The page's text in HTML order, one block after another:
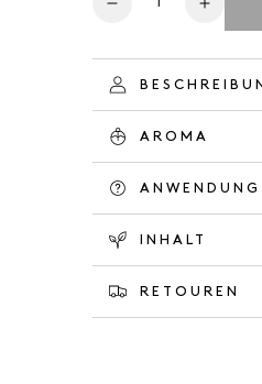
Verringere
Menge
für
NATURAL
SOAP
BLACK
die
für
AROMA
ANWENDUNG
INHALT
RETOUREN